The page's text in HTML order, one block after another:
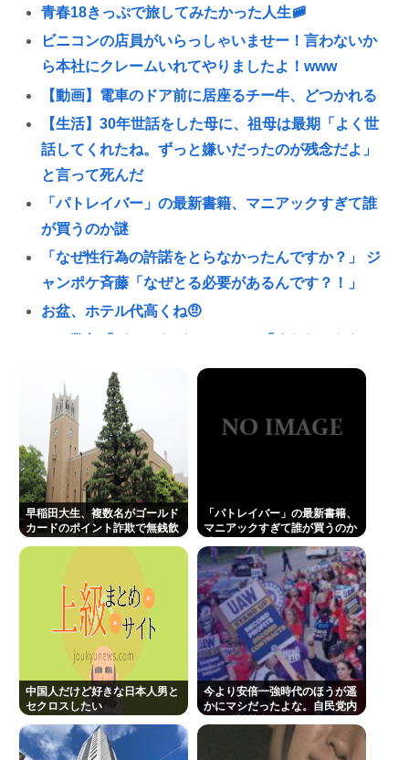
青春18きっぷで旅してみたかった人生🚞
ビニコンの店員がいらっしゃいませー！言わないか
ら本社にクレームいれてやりましたよ！www
【動画】電車のドア前に居座るチー牛、どつかれる
【生活】30年世話をした母に、祖母は最期「よく世
話してくれたね。ずっと嫌いだったのが残念だよ」
と言って死んだ
「パトレイバー」の最新書籍、マニアックすぎて誰
が買うのか謎
「なぜ性行為の許諾をとらなかったんですか？」 ジ
ャンポケ斉藤「なぜとる必要があるんです？！」
お盆、ホテル代高くね🤨
から叩くな」とかゆうチキン野郎が増えたけどどっ
から来たの？(´・ω・`)
立川志らく、ヒカルを弟子にしたことへの「談志が
泣いてるぞ」の声を”一言”でピシャリ
【動画】手術中に熊本地震直撃やばすぎwww
影山優佳、フォトエッセイが販売から 5日で重版決
定！未公開ランジェリーカットを公開
医療脱毛・脱毛サロンを考えてるんだが！脱毛モメ
ンいるか？？
三山凌輝が妻・趣里との「キス・濡れ場禁止ルー
ル」を破って既婚の元宝塚女優・花乃まりあと連日
密会《直撃後にもホテルへ…》
ジャンポケ斉藤「同意があったんです。本当です。
信じて下さい」 ←何でこの主張が通らないの？
元TBS山本里菜アナ、離婚を報告 4年間の結婚生活は
早稲田大生、複数名がゴールド
カードのポイント詐欺で無銭飲
「パトレイバー」の最新書籍、
マニアックすぎて誰が買うのか
中国人だけど好きな日本人男と
セクロスしたい
今より安倍一強時代のほうが遥
かにマシだったよな。自民党内
んとやり国会にも出席、僅かに